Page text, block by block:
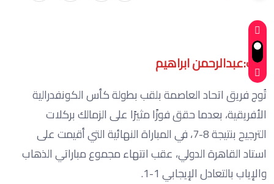
كتب:عبدالرحمن ابراهيم
تُوج فريق اتحاد العاصمة بلقب بطولة كأس الكونفدرالية
الأفريقية، بعدما حقق فوزًا مثيرًا على الزمالك بركلات
الترجيح بنتيجة 8-7، في المباراة النهائية التي أقيمت على
استاد القاهرة الدولي، عقب انتهاء مجموع مباراتي الذهاب
والإياب بالتعادل الإيجابي 1-1.